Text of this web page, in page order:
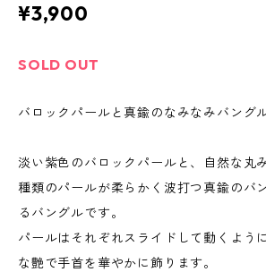
¥3,900
SOLD OUT
バロックパールと真鍮のなみなみバン
淡い紫色のバロックパールと、自然な丸
種類のパールが柔らかく波打つ真鍮のバ
るバングルです。
パールはそれぞれスライドして動くよう
な艶で手首を華やかに飾ります。